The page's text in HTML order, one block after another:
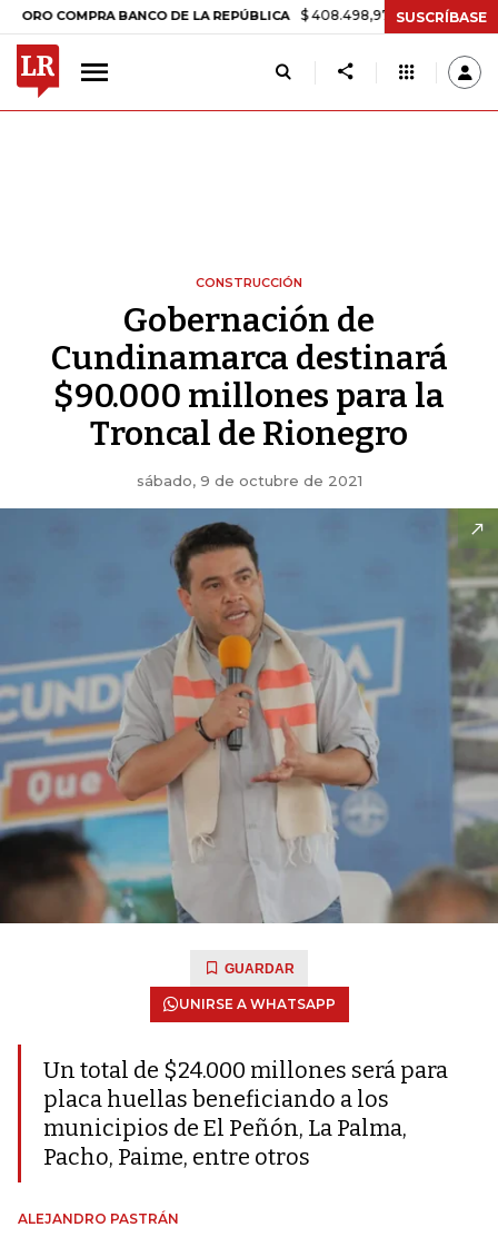
BANCO DE LA REPÚBLICA $ 408.498,97 +$ 8.753,81 +2,19%
SUSCRÍBASE
CONSTRUCCIÓN
Gobernación de
Cundinamarca destinará
$90.000 millones para la
Troncal de Rionegro
sábado, 9 de octubre de 2021
GUARDAR
UNIRSE A WHATSAPP
Un total de $24.000 millones será para
placa huellas beneficiando a los
municipios de El Peñón, La Palma,
Pacho, Paime, entre otros
ALEJANDRO PASTRÁN